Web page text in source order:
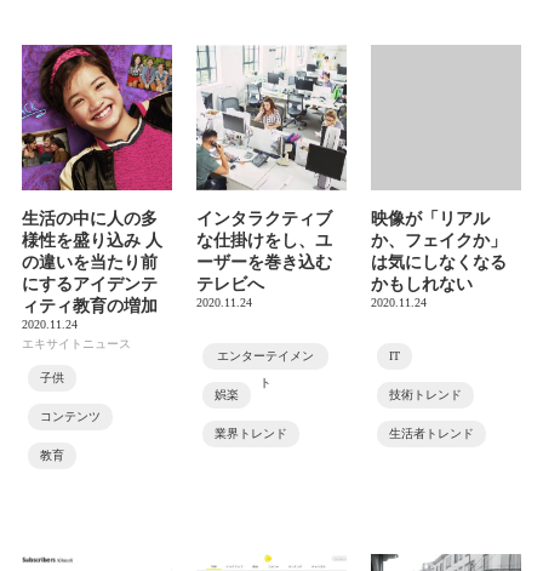
生活の中に人の多
様性を盛り込み 人
の違いを当たり前
にするアイデンテ
ィティ教育の増加
2020.11.24
エキサイトニュース
子供
コンテンツ
教育
インタラクティブ
な仕掛けをし、ユ
ーザーを巻き込む
テレビへ
2020.11.24
エンターテイメン
ト
娯楽
業界トレンド
映像が「リアル
か、フェイクか」
は気にしなくなる
かもしれない
2020.11.24
IT
技術トレンド
生活者トレンド